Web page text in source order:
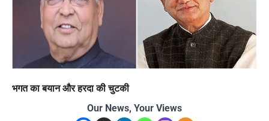
भगत का बयान और हरदा की चुटकी
Our News, Your Views